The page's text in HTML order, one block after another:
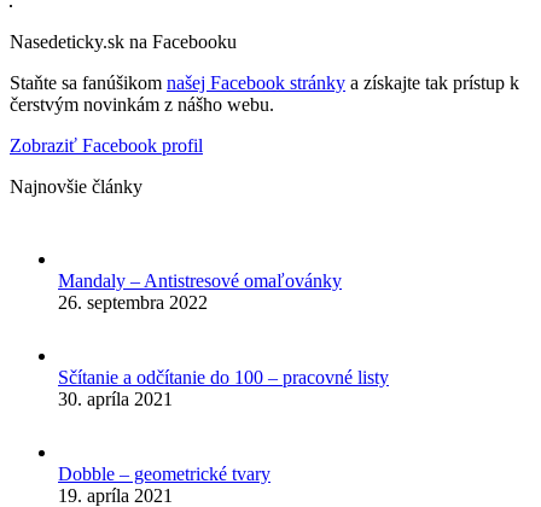
Nasedeticky.sk na Facebooku
Staňte sa fanúšikom našej Facebook stránky a získajte tak prístup k
čerstvým novinkám z nášho webu.
Zobraziť Facebook profil
Najnovšie články
Mandaly – Antistresové omaľovánky
26. septembra 2022
Sčítanie a odčítanie do 100 – pracovné listy
30. apríla 2021
Dobble – geometrické tvary
19. apríla 2021